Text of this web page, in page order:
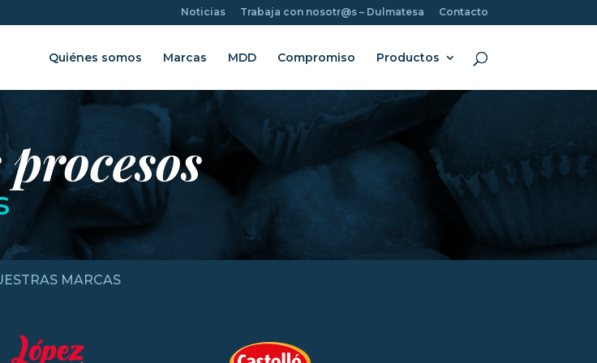
Noticias Trabaja con nosotr@s – Dulmatesa Contacto
Quiénes somos Marcas MDD Compromiso Productos
MARCAS